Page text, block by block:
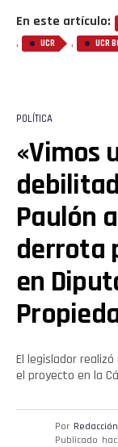
En este artículo:
, UCR , UCR
POLÍTICA
«Vimos
Paulón
derrota
en
El legislador
el proyecto en la
Por
Publicado